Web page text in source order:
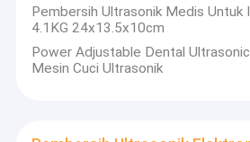
Pembersih Ultrasonik Medis Untuk
4.1KG 24x13.5x10cm
Power Adjustable Dental
Mesin Cuci Ultrasonik
Guangdong Blue Whale Ultrasonic